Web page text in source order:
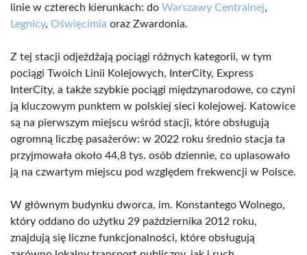
linie w czterech kierunkach: do Warszawy Centralnej,
Legnicy, Oświęcimia oraz Zwardonia.
Z tej stacji odjeżdżają pociągi różnych kategorii, w tym
pociągi Twoich Linii Kolejowych, InterCity, Express
InterCity, a także szybkie pociągi międzynarodowe, co czyni
ją kluczowym punktem w polskiej sieci kolejowej. Katowice
są na pierwszym miejscu wśród stacji, które obsługują
ogromną liczbę pasażerów: w 2022 roku średnio stacja ta
przyjmowała około 44,8 tys. osób dziennie, co uplasowało
ją na czwartym miejscu pod względem frekwencji w Polsce.
W głównym budynku dworca, im. Konstantego Wolnego,
który oddano do użytku 29 października 2012 roku,
znajdują się liczne funkcjonalności, które obsługują